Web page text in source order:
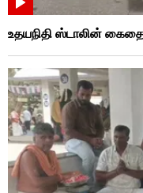
உதயநிதி ஸ்டாலின்